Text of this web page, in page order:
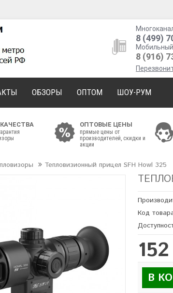
8 (499)
8 (916)
ОБЗОРЫ ОПТОМ ШОУ-РУМ
ОПТОВЫЕ ЦЕНЫ
прямые цены от
производителей, скидки и
акции
Тепловизионный прицел SFH Howl 325
Код
В